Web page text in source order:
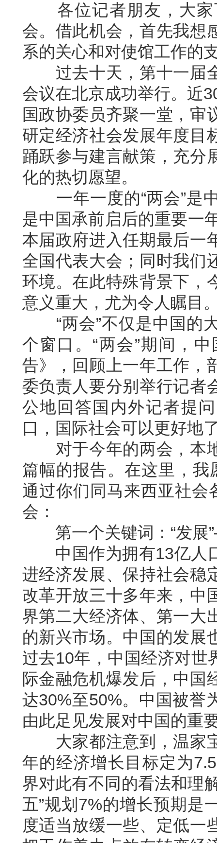
各位记者朋友，大家
会。借此机会，首先我想
系的关心和对使馆工作的
过去十天，第十一届全
会议在北京成功举行。近
国政协委员齐聚一堂，审
研定经济社会发展年度目
踊跃参与建言献策，充分
化的热切愿望。
一年一度的“两会”是
是中国承前启后的重要一
本届政府进入任期最后一
全国代表大会；同时我们
环境。在此特殊背景下，
意义重大，尤为令人瞩目
“两会”不仅是中国的
个窗口。“两会”期间，
告》，回顾上一年工作，
委负责人要分别举行记者
公地回答国内外记者提
口，国际社会可以更好地
对于今年的两会，本地
篇幅的报告。在这里，
通过你们同马来西亚社会
会：
第一个关键词：“发展
中国作为拥有13亿人
进经济发展、保持社会稳
改革开放三十多年来，中
界第二大经济体、第一大
的新兴市场。中国的发展
过去10年，中国经济对世
际金融危机爆发后，中国
达30%至50%。中国被誉
由此足见发展对中国的重
大家都注意到，温家宝
年的经济增长目标定为
界对此有不同的看法和理
五”规划7%的增长预期是
度适当放缓一些、定低一